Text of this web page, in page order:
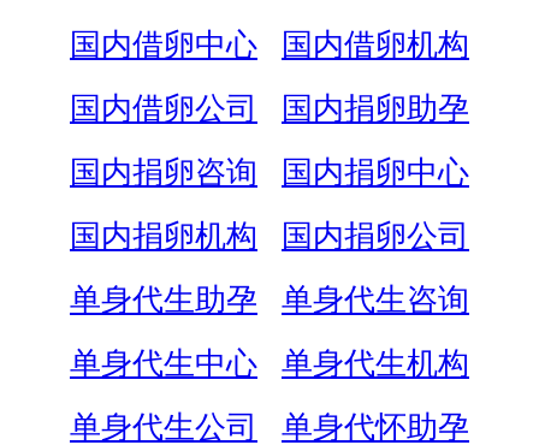
国内借卵中心
国内借卵机构
国内借卵公司
国内捐卵助孕
国内捐卵咨询
国内捐卵中心
国内捐卵机构
国内捐卵公司
单身代生助孕
单身代生咨询
单身代生中心
单身代生机构
单身代生公司
单身代怀助孕